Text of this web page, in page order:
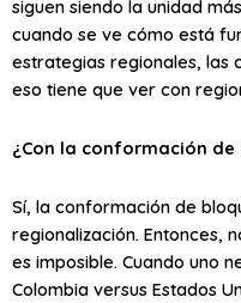
siguen siendo la unidad
cuando se ve cómo está
estrategias regionales, las
eso tiene que ver con
¿Con la conformación de
Sí, la conformación de
regionalización. Entonces,
es imposible. Cuando uno
Colombia versus Estados